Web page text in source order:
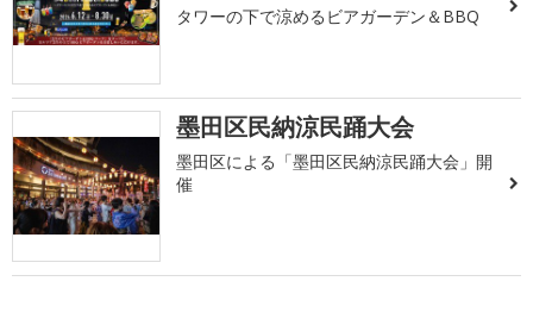
タワーの下で涼めるビアガーデン＆BBQ
墨田区民納涼民踊大会
墨田区による「墨田区民納涼民踊大会」開
催